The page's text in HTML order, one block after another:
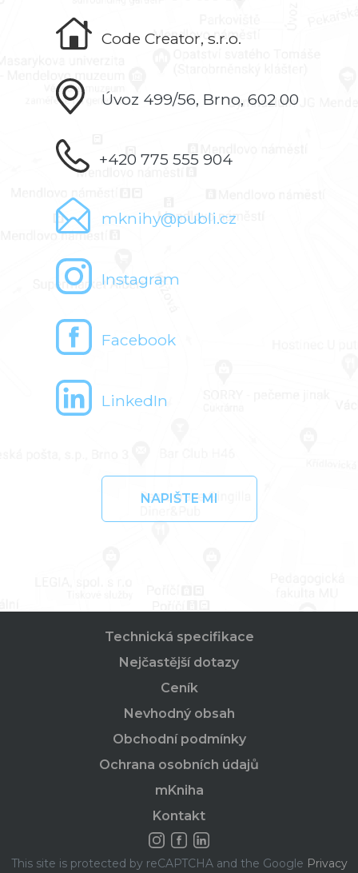
Code Creator, s.r.o.
Úvoz 499/56, Brno, 602 00
+420 775 555 904
mknihy@publi.cz
Instagram
Facebook
LinkedIn
NAPIŠTE MI
Technická specifikace
Nejčastější dotazy
Ceník
Nevhodný obsah
Obchodní podmínky
Ochrana osobních údajů
mKniha
Kontakt
This site is protected by reCAPTCHA and the Google Privacy